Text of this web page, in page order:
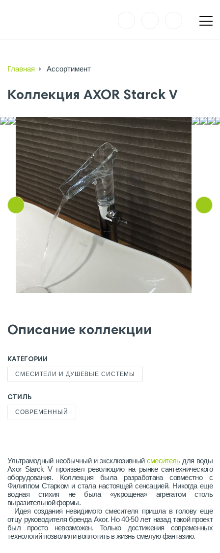
Главная Ассортимент
Коллекция AXOR Starck V
Описание коллекции
КАТЕГОРИИ
СМЕСИТЕЛИ И ДУШЕВЫЕ СИСТЕМЫ
СТИЛЬ
СОВРЕМЕННЫЙ
Ультрамодный необычный и эксклюзивный смесительдля воды
Axor Starck V произвел революцию на рынке сантехнического
оборудования. Коллекция была разработана совместно с
Филиппом Старком и стала настоящей сенсацией. Никогда еще
водная стихия не была «укрощена» агрегатом столь
выразительной формы.
Идея создания невидимого смесителя пришла в голову еще
отцу руководителя бренда Axor. Но 40-50 лет назад такой проект
был просто невозможен. Только достижения современных
технологий позволили воплотить в жизнь смелую фантазию.